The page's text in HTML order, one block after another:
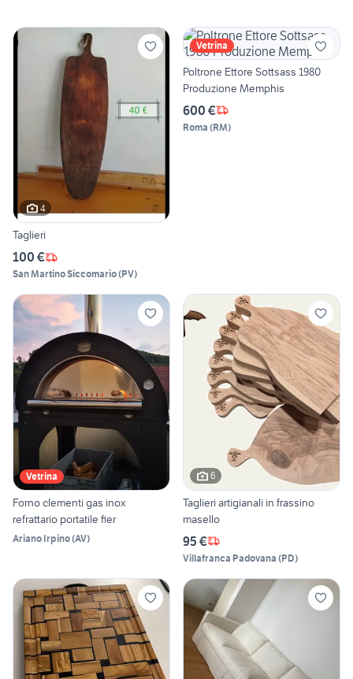
4
Taglieri
100 €
San Martino Siccomario(PV)
Vetrina
Poltrone Ettore Sottsass 1980
Produzione Memphis
600 €
Roma (RM)
Vetrina
Forno clementi gas inox
refrattario portatile fier
Ariano Irpino(AV)
6
Taglieri artigianali in frassino
masello
95 €
Villafranca Padovana (PD)